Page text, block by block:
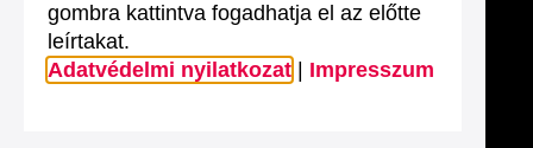
gombra kattintva fogadhatja el az előtte
leírtakat.
Adatvédelmi nyilatkozat
Impresszum